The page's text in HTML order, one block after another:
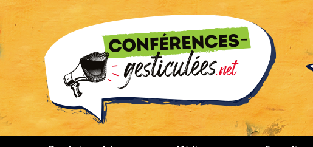
CONFERENCES-GESTICULEES.NET